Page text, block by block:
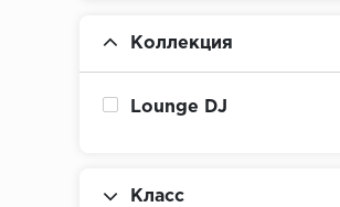
Коллекция
Lounge DJ
Класс